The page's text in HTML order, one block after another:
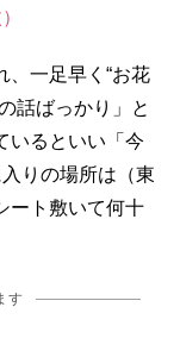
一足早く“お花
話ばっかり」と
いるといい「今
りの場所は（東
ート敷いて何十
す